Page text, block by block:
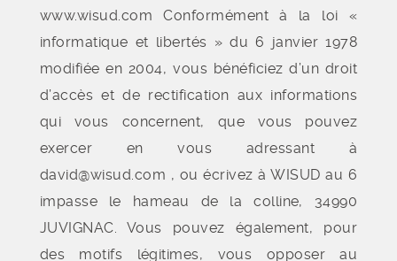
www.wisud.com Conformément à la loi «
informatique et libertés » du 6 janvier 1978
modifiée en 2004, vous bénéficiez d’un droit
d’accès et de rectification aux informations
qui vous concernent, que vous pouvez
exercer en vous adressant à
david@wisud.com , ou écrivez à WISUD au 6
impasse le hameau de la colline, 34990
JUVIGNAC. Vous pouvez également, pour
des motifs légitimes, vous opposer au